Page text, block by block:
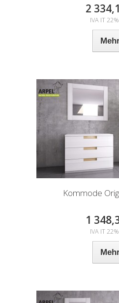
2
IVA IT 22%
Kommode
1
IVA IT 22%